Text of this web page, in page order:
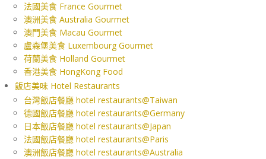
法國美食 France Gourmet
澳洲美食 Australia Gourmet
澳門美食 Macau Gourmet
盧森堡美食 Luxembourg Gourmet
荷蘭美食 Holland Gourmet
香港美食 HongKong Food
飯店美味 Hotel Restaurants
台灣飯店餐廳 hotel restaurants@Taiwan
德國飯店餐廳 hotel restaurants@Germany
日本飯店餐廳 hotel restaurants@Japan
法國飯店餐廳 hotel restaurants@Paris
澳洲飯店餐廳 hotel restaurants@Australia